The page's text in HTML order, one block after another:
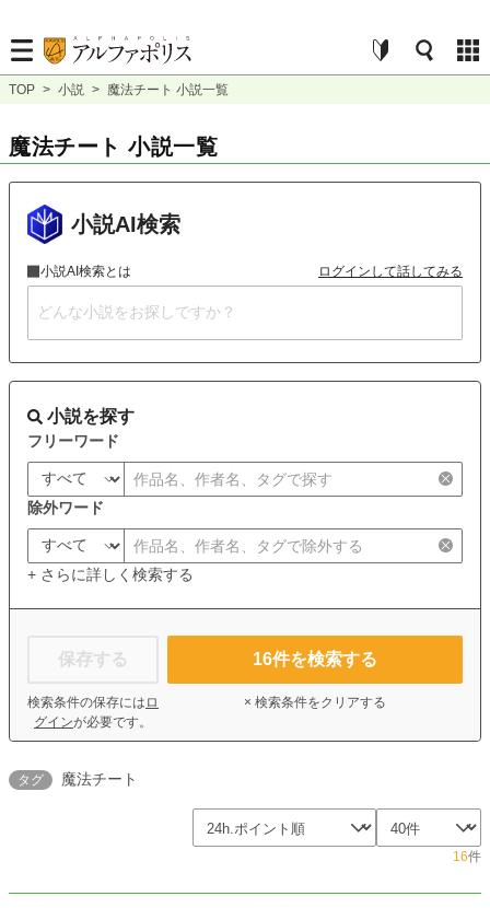
TOP > 小説 > 魔法チート 小説一覧
魔法チート 小説一覧
小説AI検索
小説AI検索とは ログインして話してみる
小説を探す
フリーワード
除外ワード
+ さらに詳しく検索する
保存する
検索条件の保存には ロ
グインが必要です。
16件を検索する
× 検索条件をクリアする
タグ 魔法チート
16件